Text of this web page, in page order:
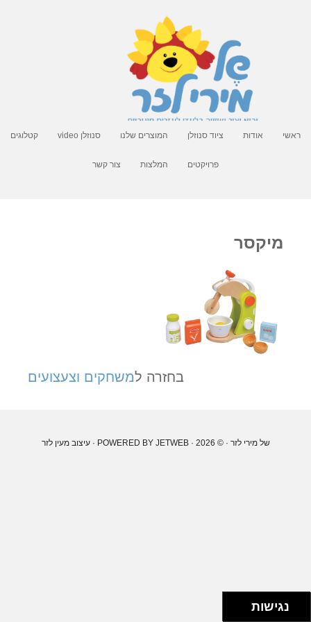
ראשי אודות ציוד סנוזלן המוצרים שלנו סנוזלן video קטלוגים
פרויקטים המלצות צור קשר
מיקסר
בחזרה למשחקים וצעצועים
של מירי לזר · © 2026 · POWERED BY
JETWEB · עיצובמעין לזר
נגישות